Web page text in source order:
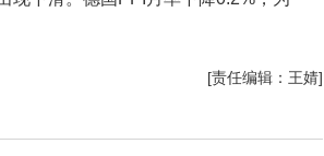
[责任编辑：王婧]